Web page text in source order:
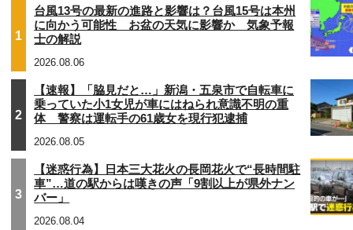
1
台風13号の最新の進路と影響は？台風15号は本州
に向かう可能性 お盆の天気に影響か 気象予報
士の解説
2026.08.06
2
【速報】「脇見だと…」新潟・五泉市で自転車に
乗っていた小1女児が車にはねられ意識不明の重
体 警察は運転手の61歳女を現行犯逮捕
2026.08.05
3
【迷惑行為】日本三大花火の長岡花火で“長時間駐
車”…道の駅からは嘆きの声「9割以上が県外ナン
バー」
2026.08.04